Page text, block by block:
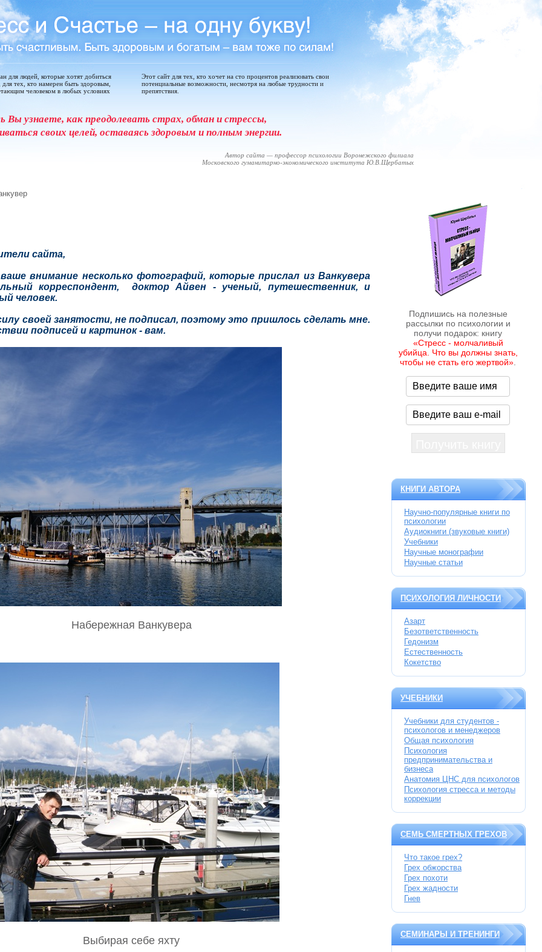
для людей, которые хотят добиться
тех, кто намерен быть здоровым,
человеком в любых условиях
Этот сайт для тех, кто хочет на сто процентов реализовать свои
потенциальные возможности, несмотря на любые трудности и
препятствия.
Вы узнаете, как преодолевать страх, обман и стрессы,
своих целей, оставаясь здоровым и полным энергии.
Автор сайта — профессор психологии Воронежского филиала
Московского гуманитарно-экономического института Ю.В.Щербатых
сайта,
внимание несколько фотографий, которые прислал из Ванкувера
корреспондент, докторАйвен -ученый, путешественник, и
человек.
своей занятости, не подписал, поэтому это пришлось сделать мне.
подписей и картинок - вам.
Набережная Ванкувера
Выбирая себе яхту
Подпишись на полезные
рассылки по психологии и
получи подарок: книгу
«Стресс - молчаливый
убийца. Что вы должны знать,
чтобы не стать его жертвой»
КНИГИ АВТОРА
Научно-популярные книги по
психологии
Аудиокниги (звуковые книги)
Учебники
Научные монографии
Научные статьи
ПСИХОЛОГИЯ ЛИЧНОСТИ
Азарт
Безответственность
Гедонизм
Естественность
Кокетство
УЧЕБНИКИ
Учебники для студентов -
психологов и менеджеров
Общая психология
Психология
предпринимательства и
бизнеса
Анатомия ЦНС для психологов
Психология стресса и методы
коррекции
СЕМЬ СМЕРТНЫХ ГРЕХОВ
Что такое грех?
Грех обжорства
Грех похоти
Грех жадности
Гнев
СЕМИНАРЫ И ТРЕНИНГИ